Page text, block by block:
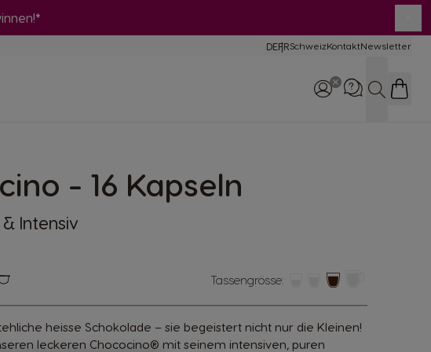
Language
DEFRSchweizKontaktNewsletter
Suchen
- 16 Kapseln
Intensiv
Tassengrösse:
heisse Schokolade – sie begeistert nicht nur die Kleinen!
leckeren Chococino® mit seinem intensiven, puren